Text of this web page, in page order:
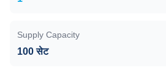
Supply Capacity
100 सेट